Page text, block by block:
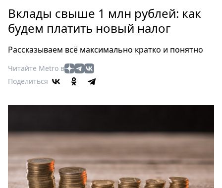
Россия
Мир
Еда
Туризм
Мода
Книги
Выставки
Пресс-
релизы
Вклады свыше 1 млн рублей: как
будем платить новый налог
Рассказываем всё максимально кратко и понятно
Читайте Metro в
Поделиться